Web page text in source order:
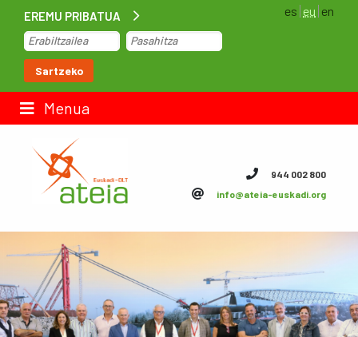
EREMU PRIBATUA
Sartzeko
es eu en
Menua
Hasiera
Lan-poltsa
Kontaktua
Azpiegiturak
ateia Bizkaia
944 002 800
info@ateia-euskadi.org